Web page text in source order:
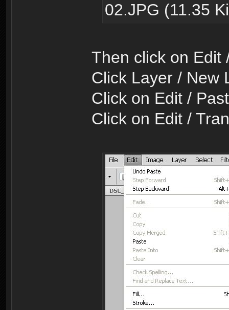
02.JPG (11.35
Then click on Edit
Click Layer / New
Click on Edit /
Click on Edit /